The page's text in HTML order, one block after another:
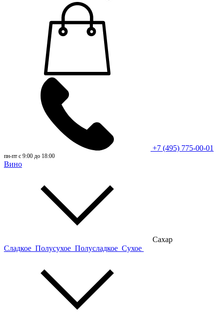
+7 (495) 775-00-01
пн-пт с 9:00 до 18:00
Вино
Сахар
Сладкое Полусухое Полусладкое Сухое